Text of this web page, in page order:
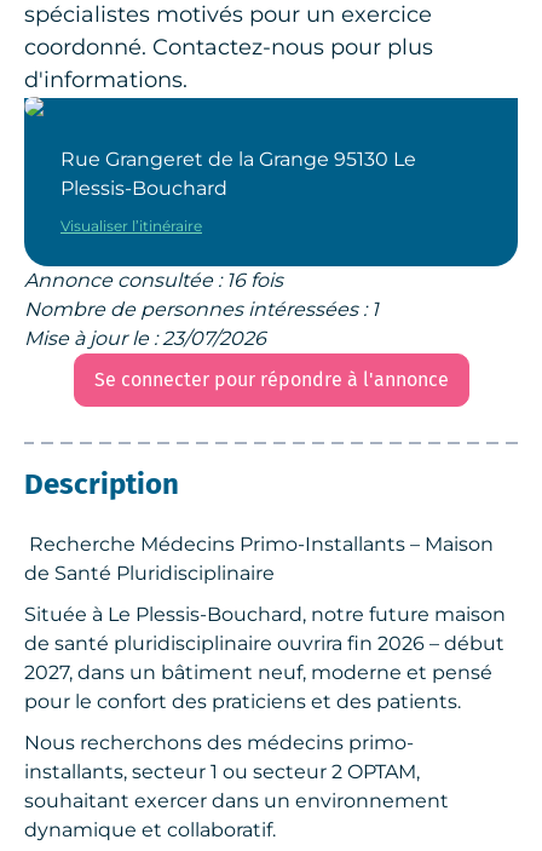
spécialistes motivés pour un exercice
coordonné. Contactez-nous pour plus
d'informations.
Rue Grangeret de la Grange 95130 Le
Plessis-Bouchard
Visualiser l’itinéraire
Annonce consultée : 16 fois
Nombre de personnes intéressées : 1
Mise à jour le : 23/07/2026
Se connecter pour répondre à l'annonce
Description
Recherche Médecins Primo-Installants – Maison
de Santé Pluridisciplinaire
Située à Le Plessis-Bouchard, notre future maison
de santé pluridisciplinaire ouvrira fin 2026 – début
2027, dans un bâtiment neuf, moderne et pensé
pour le confort des praticiens et des patients.
Nous recherchons des médecins primo-
installants, secteur 1 ou secteur 2 OPTAM,
souhaitant exercer dans un environnement
dynamique et collaboratif.